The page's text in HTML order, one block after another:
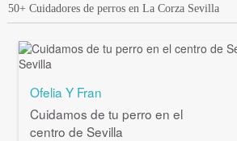
50+ Cuidadores de perros en La Corza Sevilla
Ofelia Y Fran
Cuidamos de tu perro en el
centro de Sevilla